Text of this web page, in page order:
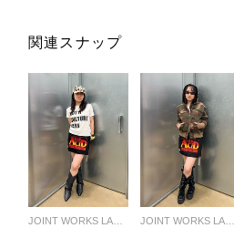
関連スナップ